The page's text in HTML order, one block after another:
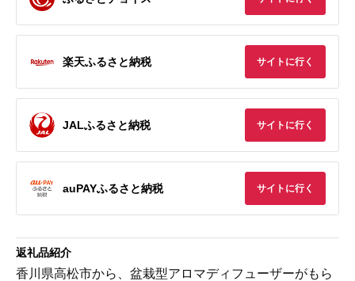
楽天ふるさと納税 サイトに行く
JALふるさと納税 サイトに行く
auPAYふるさと納税 サイトに行く
返礼品紹介
香川県高松市から、盆栽型アロマディフューザーがもら